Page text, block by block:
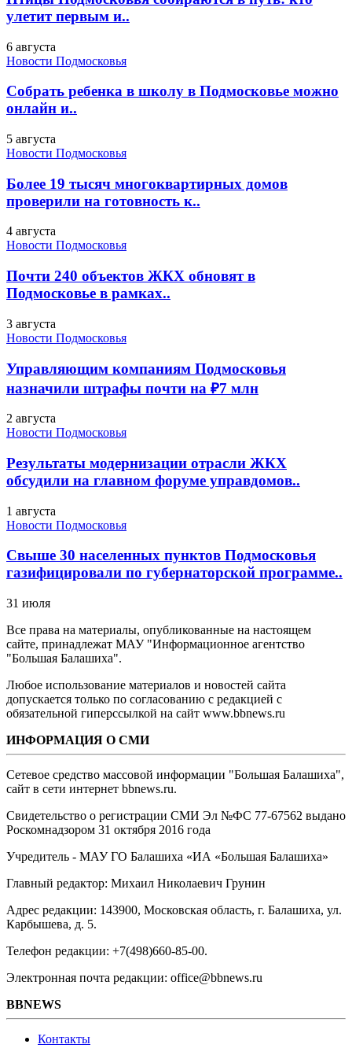
улетит первым и..
6 августа
Новости Подмосковья
Собрать ребенка в школу в Подмосковье можно
онлайн и..
5 августа
Новости Подмосковья
Более 19 тысяч многоквартирных домов
проверили на готовность к..
4 августа
Новости Подмосковья
Почти 240 объектов ЖКХ обновят в
Подмосковье в рамках..
3 августа
Новости Подмосковья
Управляющим компаниям Подмосковья
назначили штрафы почти на ₽7 млн
2 августа
Новости Подмосковья
Результаты модернизации отрасли ЖКХ
обсудили на главном форуме управдомов..
1 августа
Новости Подмосковья
Свыше 30 населенных пунктов Подмосковья
газифицировали по губернаторской программе..
31 июля
Все права на материалы, опубликованные на настоящем
сайте, принадлежат МАУ "Информационное агентство
"Большая Балашиха".
Любое использование материалов и новостей сайта
допускается только по согласованию с редакцией с
обязательной гиперссылкой на сайт www.bbnews.ru
ИНФОРМАЦИЯ О СМИ
Сетевое средство массовой информации "Большая Балашиха",
сайт в сети интернет bbnews.ru.
Свидетельство о регистрации СМИ Эл №ФС ‎77-67562 выдано
Роскомнадзором 31 октября 2016 года
Учредитель - МАУ ГО Балашиха «ИА «Большая Балашиха»
Главный редактор: Михаил Николаевич Грунин
Адрес редакции: 143900, Московская область, г. Балашиха, ул.
Карбышева, д. 5.
Телефон редакции: +7(498)660-85-00.
Электронная почта редакции: office@bbnews.ru
BBNEWS
Контакты